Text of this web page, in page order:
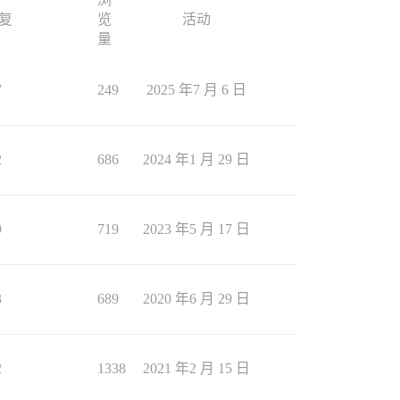
览
量
活动
249 2025 年7 月 6 日
686 2024 年1 月 29 日
719 2023 年5 月 17 日
689 2020 年6 月 29 日
1338 2021 年2 月 15 日